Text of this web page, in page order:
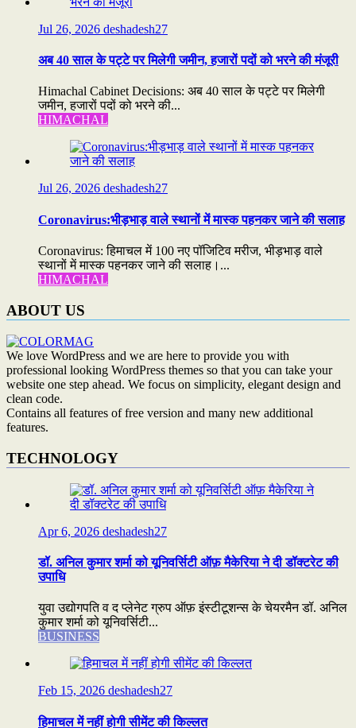
Jul 26, 2026 deshadesh27
अब 40 साल के पट्टे पर मिलेगी जमीन, हजारों पदों को भरने की मंजूरी
Himachal Cabinet Decisions: अब 40 साल के पट्टे पर मिलेगी
जमीन, हजारों पदों को भरने की...
HIMACHAL
Jul 26, 2026 deshadesh27
Coronavirus:भीड़भाड़ वाले स्थानों में मास्क पहनकर जाने की सलाह
Coronavirus: हिमाचल में 100 नए पॉजिटिव मरीज, भीड़भाड़ वाले
स्थानों में मास्क पहनकर जाने की सलाह।...
HIMACHAL
ABOUT US
We love WordPress and we are here to provide you with
professional looking WordPress themes so that you can take your
website one step ahead. We focus on simplicity, elegant design and
clean code.
Contains all features of free version and many new additional
features.
TECHNOLOGY
Apr 6, 2026 deshadesh27
डॉ. अनिल कुमार शर्मा को यूनिवर्सिटी ऑफ़ मैकेरिया ने दी डॉक्टरेट की
उपाधि
युवा उद्योगपति व द प्लेनेट ग्रुप ऑफ़ इंस्टीटूशन्स के चेयरमैन डॉ. अनिल
कुमार शर्मा को यूनिवर्सिटी...
BUSINESS
Feb 15, 2026 deshadesh27
हिमाचल में नहीं होगी सीमेंट की किल्लत